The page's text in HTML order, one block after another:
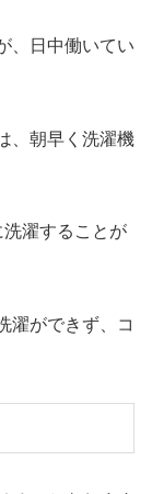
、日中働いてい
、朝早く洗濯機
濯することが
濯ができず、コ